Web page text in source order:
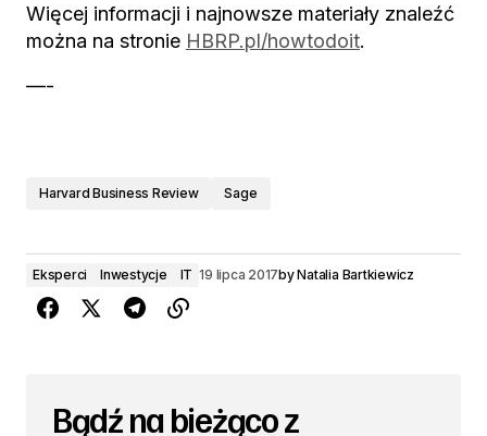
Więcej informacji i najnowsze materiały znaleźć
można na stronie HBRP.pl/howtodoit.
—-
Harvard Business Review Sage
Eksperci Inwestycje IT 19 lipca 2017byNatalia Bartkiewicz
Bądź na bieżąco z